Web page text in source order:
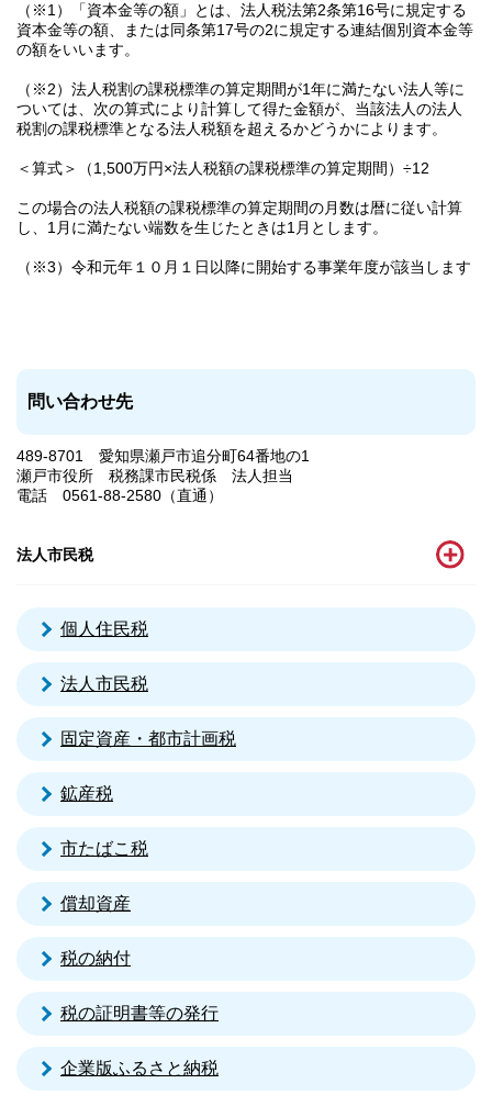
（※1）「資本金等の額」とは、法人税法第2条第16号に規定する
資本金等の額、または同条第17号の2に規定する連結個別資本金等
の額をいいます。
（※2）法人税割の課税標準の算定期間が1年に満たない法人等に
ついては、次の算式により計算して得た金額が、当該法人の法人
税割の課税標準となる法人税額を超えるかどうかによります。
＜算式＞（1,500万円×法人税額の課税標準の算定期間）÷12
この場合の法人税額の課税標準の算定期間の月数は暦に従い計算
し、1月に満たない端数を生じたときは1月とします。
（※3）令和元年１０月１日以降に開始する事業年度が該当します
問い合わせ先
489-8701 愛知県瀬戸市追分町64番地の1
瀬戸市役所 税務課市民税係 法人担当
電話 0561-88-2580（直通）
法人市民税
個人住民税
法人市民税
固定資産・都市計画税
鉱産税
市たばこ税
償却資産
税の納付
税の証明書等の発行
企業版ふるさと納税